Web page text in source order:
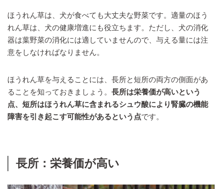
ほうれん草は、犬が食べても大丈夫な野菜です。適量のほう
れん草は、犬の健康増進にも役立ちます。ただし、犬の消化
器は葉野菜の消化には適していませんので、与える量には注
意をしなければなりません。
ほうれん草を与えることには、長所と短所の両方の側面があ
ることを知っておきましょう。 長所は栄養価が高いという
点、短所はほうれん草に含まれるシュウ酸により腎臓の機能
障害を引き起こす可能性があるという点です。
長所：栄養価が高い